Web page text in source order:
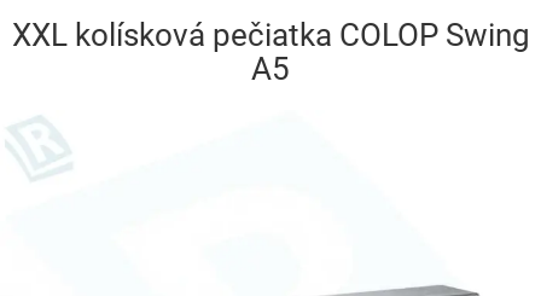
XXL kolísková pečiatka COLOP Swing
A5
Preskočiť
na